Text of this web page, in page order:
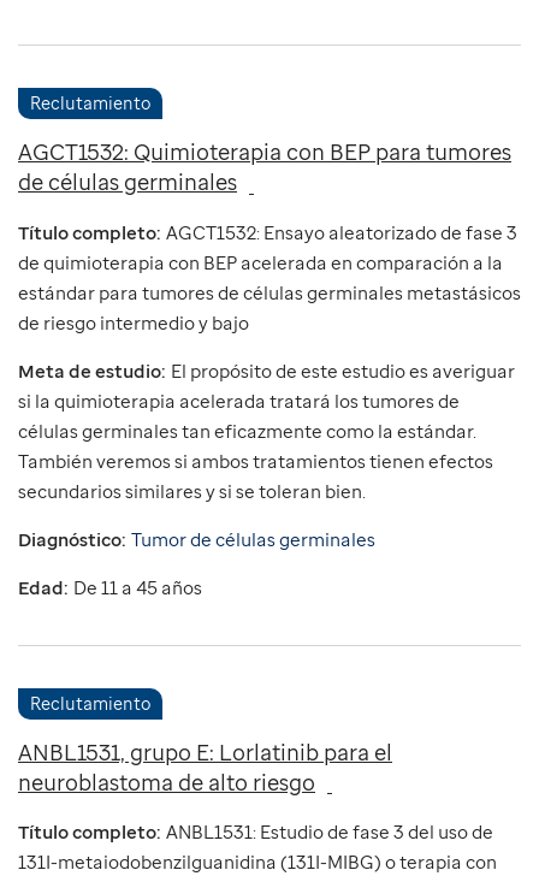
Reclutamiento
AGCT1532: Quimioterapia con BEP para tumores
de células germinales
Título completo: AGCT1532: Ensayo aleatorizado de fase 3
de quimioterapia con BEP acelerada en comparación a la
estándar para tumores de células germinales metastásicos
de riesgo intermedio y bajo
Meta de estudio: El propósito de este estudio es averiguar
si la quimioterapia acelerada tratará los tumores de
células germinales tan eficazmente como la estándar.
También veremos si ambos tratamientos tienen efectos
secundarios similares y si se toleran bien.
Diagnóstico: Tumor de células germinales
Edad: De 11 a 45 años
Reclutamiento
ANBL1531, grupo E: Lorlatinib para el
neuroblastoma de alto riesgo
Título completo: ANBL1531: Estudio de fase 3 del uso de
131I-metaiodobenzilguanidina (131I-MIBG) o terapia con